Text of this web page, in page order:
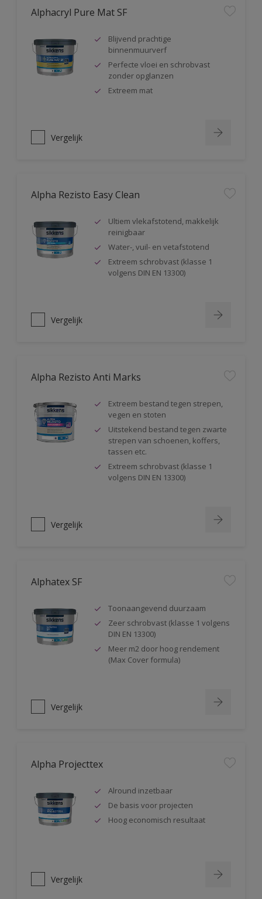
Alphacryl Pure Mat SF
Blijvend prachtige
binnenmuurverf
Perfecte vloei en schrobvast
zonder opglanzen
Extreem mat
Vergelijk
Alpha Rezisto Easy Clean
Ultiem vlekafstotend, makkelijk
reinigbaar
Water-, vuil- en vetafstotend
Extreem schrobvast (klasse 1
volgens DIN EN 13300)
Vergelijk
Alpha Rezisto Anti Marks
Extreem bestand tegen strepen,
vegen en stoten
Uitstekend bestand tegen zwarte
strepen van schoenen, koffers,
tassen etc.
Extreem schrobvast (klasse 1
volgens DIN EN 13300)
Vergelijk
Alphatex SF
Toonaangevend duurzaam
Zeer schrobvast (klasse 1 volgens
DIN EN 13300)
Meer m2 door hoog rendement
(Max Cover formula)
Vergelijk
Alpha Projecttex
Alround inzetbaar
De basis voor projecten
Hoog economisch resultaat
Vergelijk